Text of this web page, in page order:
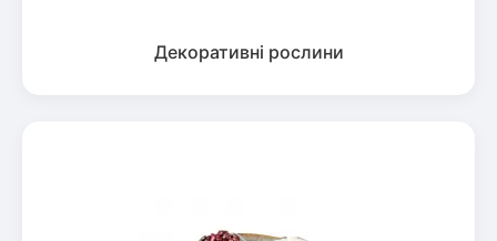
Декоративні рослини